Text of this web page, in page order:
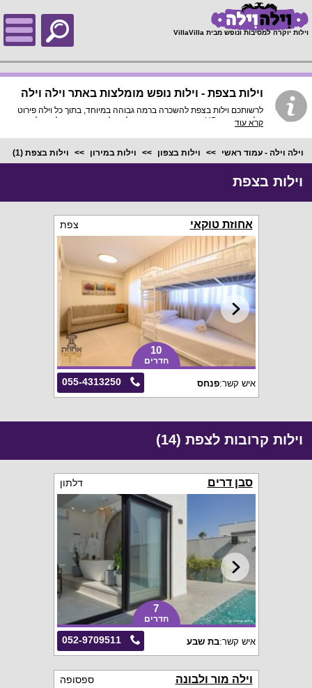
וילות יוקרה למסיבות ונופש מבית VillaVilla
וילות בצפת - וילות נופש מומלצות באתר וילה וילה
לרשותכם וילות בצפת להשכרה ברמה גבוהה במיוחד, בתוך כל וילה פירוט
מלא, תמונות HD והכי חשוב התאמה מלאה לסמארטפונים ולטאבלטים,
קרא עוד
וילה וילה - עמוד ראשי וילות בצפון וילות במירון וילות בצפת (1)
וילות בצפת
אחוזת טוקאי צפת
10
חדרים
055-4313250 איש קשר:פנחס
וילות קרובות לצפת (14)
סבן דרים דלתון
7
חדרים
052-9709511 איש קשר:בת שבע
וילה מור ולבונה ספסופה